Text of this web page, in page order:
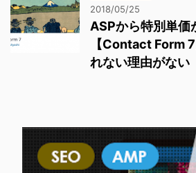
2018/05/25
ASPから特別単価
【Contact Form
れない理由がない